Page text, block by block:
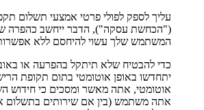
עליך לספק לפולי פרטי אמצעי תשלום
("הכחשת עסקה"), הדבר ייחשב כהפרה של
המשתמש שלך עשוי להיחסם ללא אפשרות
כדי להבטיח שלא תיתקל בהפרעה או
יתחדשו באופן אוטומטי בתום תקופת
אוטומטי, אתה מאשר ומסכים כי חידוש
אתה משתמש (בין אם שירותים בתשלום